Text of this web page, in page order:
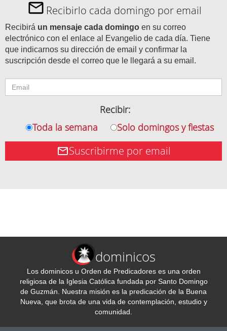
Recibirlo cada domingo por email
Recibirá un mensaje cada domingo en su correo
electrónico con el enlace al Evangelio de cada día. Tiene
que indicarnos su dirección de email y confirmar la
suscripción desde el correo que le llegará a su email.
Recibir:
Toda la semana
Solo domingos y fiestas
Suscribirme por email
dominicos
Los dominicos u Orden de Predicadores es una orden
religiosa de la Iglesia Católica fundada por Santo Domingo
de Guzmán. Nuestra misión es la predicación de la Buena
Nueva, que brota de una vida de contemplación, estudio y
comunidad.